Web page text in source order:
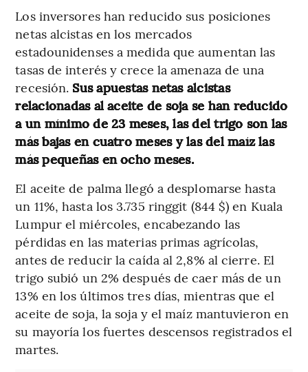
Los inversores han reducido sus posiciones
netas alcistas en los mercados
estadounidenses a medida que aumentan las
tasas de interés y crece la amenaza de una
recesión. Sus apuestas netas alcistas
relacionadas al aceite de soja se han reducido
a un mínimo de 23 meses, las del trigo son las
más bajas en cuatro meses y las del maíz las
más pequeñas en ocho meses.
El aceite de palma llegó a desplomarse hasta
un 11%, hasta los 3.735 ringgit (844 $) en Kuala
Lumpur el miércoles, encabezando las
pérdidas en las materias primas agrícolas,
antes de reducir la caída al 2,8% al cierre. El
trigo subió un 2% después de caer más de un
13% en los últimos tres días, mientras que el
aceite de soja, la soja y el maíz mantuvieron en
su mayoría los fuertes descensos registrados el
martes.